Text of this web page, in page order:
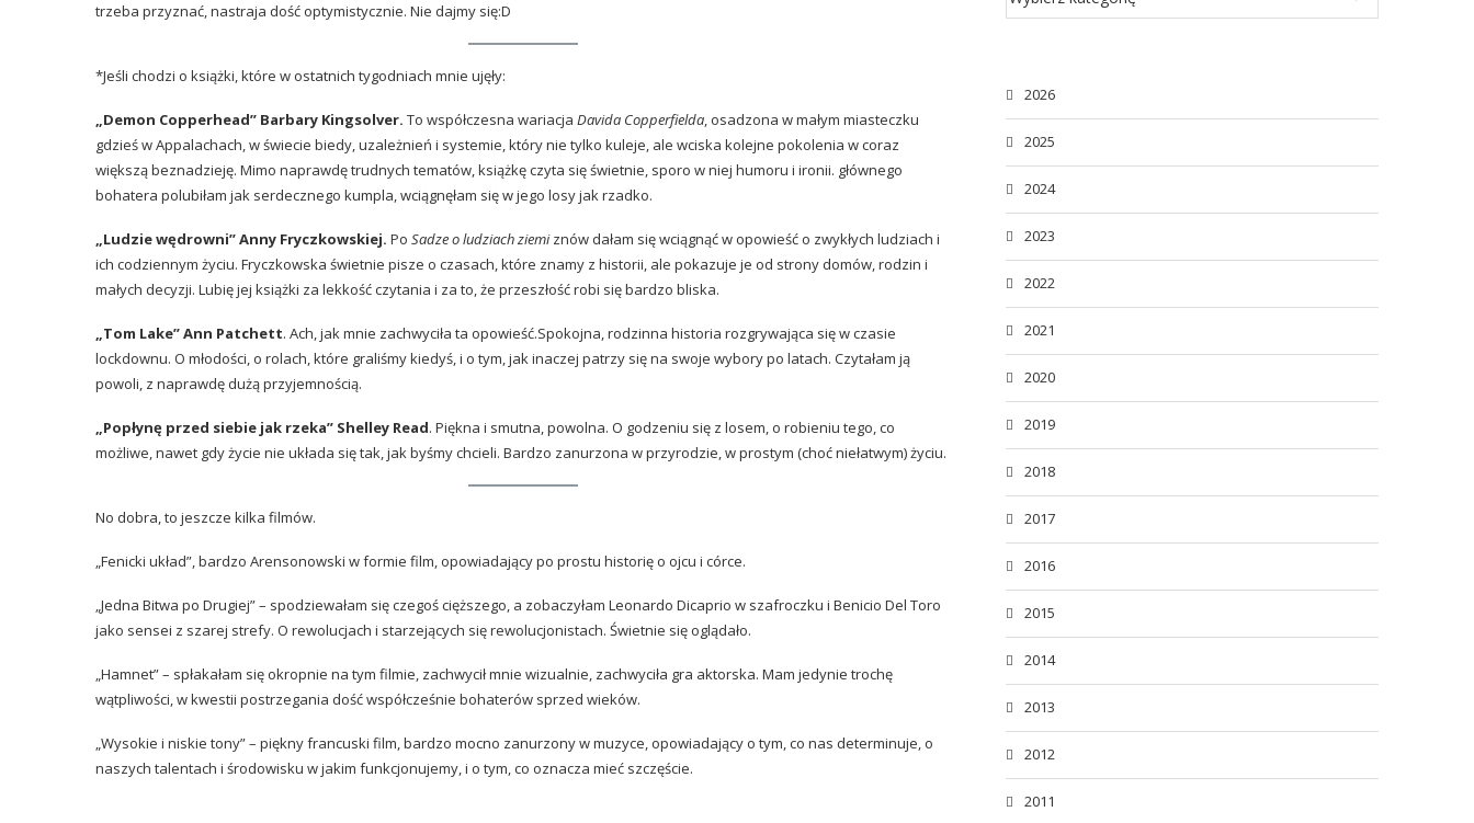
trzeba przyznać, nastraja dość optymistycznie. Nie dajmy się:D
*Jeśli chodzi o książki, które w ostatnich tygodniach mnie ujęły:
„Demon Copperhead” Barbary Kingsolver. To współczesna wariacja Davida Copperfielda, osadzona w małym miasteczku
gdzieś w Appalachach, w świecie biedy, uzależnień i systemie, który nie tylko kuleje, ale wciska kolejne pokolenia w coraz
większą beznadzieję. Mimo naprawdę trudnych tematów, książkę czyta się świetnie, sporo w niej humoru i ironii. głównego
bohatera polubiłam jak serdecznego kumpla, wciągnęłam się w jego losy jak rzadko.
„Ludzie wędrowni” Anny Fryczkowskiej. Po Sadze o ludziach ziemiznów dałam się wciągnąć w opowieść o zwykłych ludziach i
ich codziennym życiu. Fryczkowska świetnie pisze o czasach, które znamy z historii, ale pokazuje je od strony domów, rodzin i
małych decyzji. Lubię jej książki za lekkość czytania i za to, że przeszłość robi się bardzo bliska.
„Tom Lake” Ann Patchett. Ach, jak mnie zachwyciła ta opowieść.Spokojna, rodzinna historia rozgrywająca się w czasie
lockdownu. O młodości, o rolach, które graliśmy kiedyś, i o tym, jak inaczej patrzy się na swoje wybory po latach. Czytałam ją
powoli, z naprawdę dużą przyjemnością.
„Popłynę przed siebie jak rzeka” Shelley Read. Piękna i smutna, powolna. O godzeniu się z losem, o robieniu tego, co
możliwe, nawet gdy życie nie układa się tak, jak byśmy chcieli. Bardzo zanurzona w przyrodzie, w prostym (choć niełatwym) życiu.
No dobra, to jeszcze kilka filmów.
„Fenicki układ”, bardzo Arensonowski w formie film, opowiadający po prostu historię o ojcu i córce.
„Jedna Bitwa po Drugiej” – spodziewałam się czegoś cięższego, a zobaczyłam Leonardo Dicaprio w szafroczku i Benicio Del Toro
jako sensei z szarej strefy. O rewolucjach i starzejących się rewolucjonistach. Świetnie się oglądało.
„Hamnet” – spłakałam się okropnie na tym filmie, zachwycił mnie wizualnie, zachwyciła gra aktorska. Mam jedynie trochę
wątpliwości, w kwestii postrzegania dość współcześnie bohaterów sprzed wieków.
„Wysokie i niskie tony” – piękny francuski film, bardzo mocno zanurzony w muzyce, opowiadający o tym, co nas determinuje, o
naszych talentach i środowisku w jakim funkcjonujemy, i o tym, co oznacza mieć szczęście.
2026
2025
2024
2023
2022
2021
2020
2019
2018
2017
2016
2015
2014
2013
2012
2011